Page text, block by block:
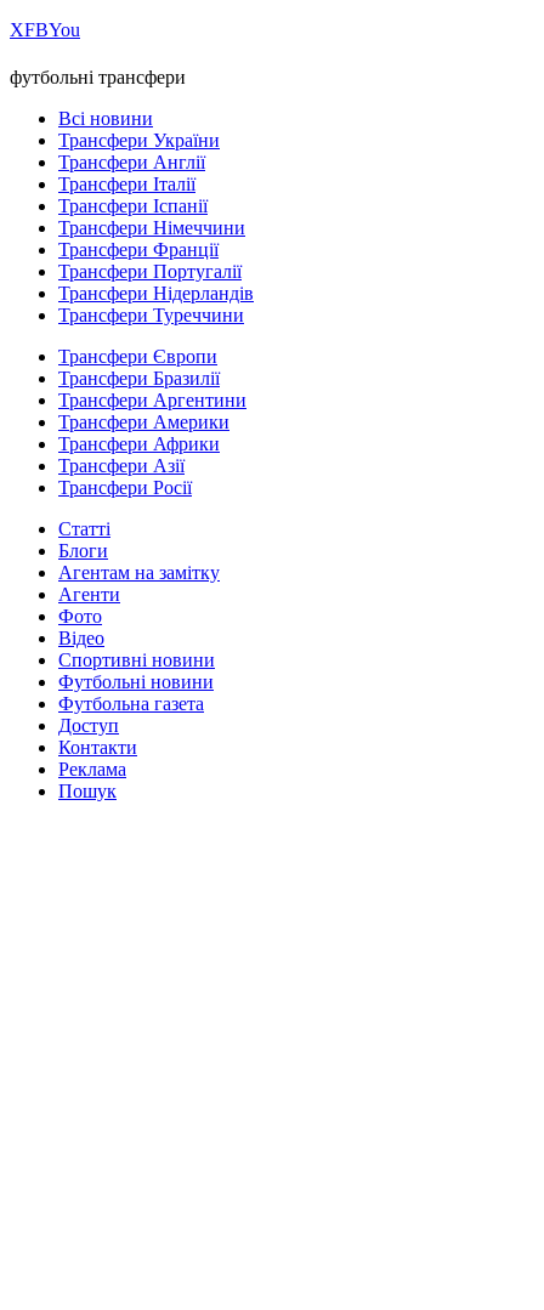
ХFBYou
футбольні трансфери
Всі новини
Трансфери України
Трансфери Англії
Трансфери Італії
Трансфери Іспанії
Трансфери Німеччини
Трансфери Франції
Трансфери Португалії
Трансфери Нідерландів
Трансфери Туреччини
Трансфери Європи
Трансфери Бразилії
Трансфери Аргентини
Трансфери Америки
Трансфери Африки
Трансфери Азії
Трансфери Росії
Статті
Блоги
Агентам на замітку
Агенти
Фото
Відео
Спортивні новини
Футбольні новини
Футбольна газета
Доступ
Контакти
Реклама
Пошук